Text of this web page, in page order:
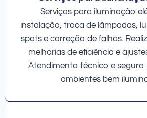
Serviços para iluminação
instalação, troca de lâmpadas,
spots e correção de falhas.
melhorias de eficiência e
Atendimento técnico e
ambientes bem